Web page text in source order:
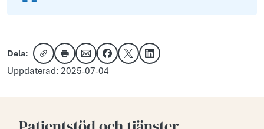
Dela:
Kopiera länk
Skriv utDela via e-post
Dela på Facebook
Dela på XDela på LinkedIn
Uppdaterad: 2025-07-04